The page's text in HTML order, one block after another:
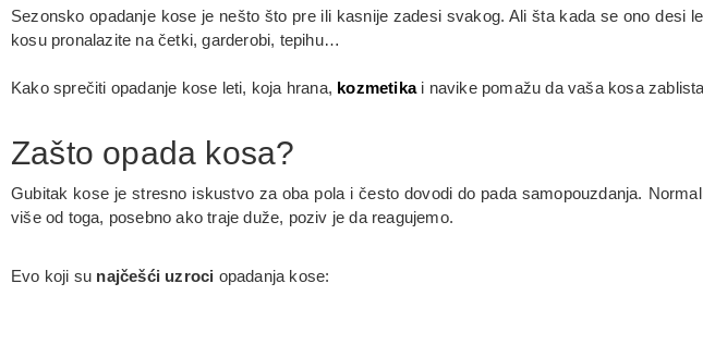
Sezonsko opadanje kose je nešto što pre ili kasnije zadesi svakog. Ali šta kada se ono desi
kosu pronalazite na četki, garderobi, tepihu…
Kako sprečiti opadanje kose leti, koja hrana, kozmetikai navike pomažu da vaša kosa
Zašto opada kosa?
Gubitak kose je stresno iskustvo za oba pola i često dovodi do pada samopouzdanja.
više od toga, posebno ako traje duže, poziv je da reagujemo.
Evo koji su najčešći uzroci opadanja kose: